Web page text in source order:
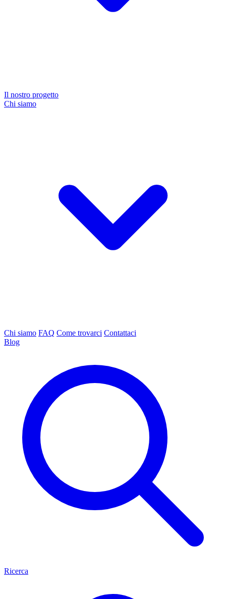
Il nostro progetto
Chi siamo
Chi siamo FAQ Come trovarci Contattaci
Blog
Ricerca